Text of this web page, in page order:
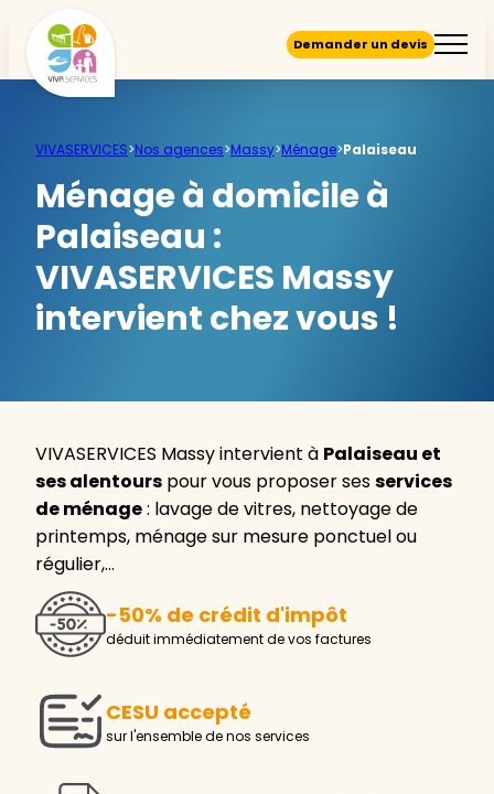
Demander un devis
VIVASERVICES>Nos agences>Massy>Ménage>Palaiseau
Ménage à domicile à
Palaiseau :
VIVASERVICES Massy
intervient chez vous !
VIVASERVICES Massy intervient à Palaiseau et
ses alentours pour vous proposer sesservices
de ménage: lavage de vitres, nettoyage de
printemps, ménage sur mesure ponctuel ou
régulier,…
-50% de crédit d'impôt
déduit immédiatement de vos factures
CESU accepté
sur l'ensemble de nos services